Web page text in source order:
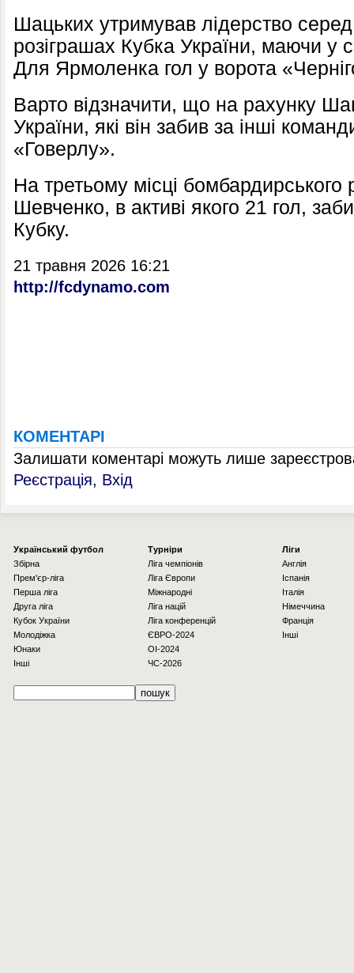
Шацьких утримував лідерство
розіграшах Кубка України, маючи у
Для Ярмоленка гол у ворота
Варто відзначити, що на рахунку
України, які він забив за інші
«Говерлу».
На третьому місці бомбардирського
Шевченко, в активі якого 21 гол,
Кубку.
21 травня 2026 16:21
http://fcdynamo.com
КОМЕНТАРІ
Залишати коментарі можуть лише
Реєстрація, Вхід
Українcький футбол
Збірна
Прем'єр-ліга
Перша ліга
Друга ліга
Кубок України
Молодіжка
Юнаки
Інші
Турніри
Ліга чемпіонів
Ліга Європи
Міжнародні
Ліга націй
Ліга конференцій
ЄВРО-2024
OI-2024
ЧС-2026
Ліги
Англія
Іспанія
Італія
Німеччина
Франція
Інші